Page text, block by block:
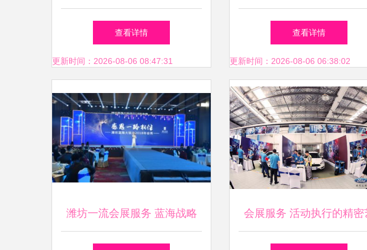
会高柜柜台 选择精品货架与
厂家的实用指南
查看详情
更新时间：2026-08-06 08:47:31
台设计到活动策划的专业实
查看详情
更新时间：2026-08-06 06:38:02
潍坊一流会展服务 蓝海战略 会展服务 活动执行的精密